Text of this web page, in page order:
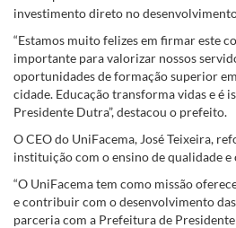
investimento direto no
“Estamos muito felizes em firmar este
importante para valorizar nossos
oportunidades de formação superior
cidade. Educação transforma vidas e é
Presidente Dutra”, destacou o prefeito.
O CEO do UniFacema, José Teixeira,
instituição com o ensino de qualidade
“O UniFacema tem como missão
e contribuir com o desenvolvimento das
parceria com a Prefeitura de